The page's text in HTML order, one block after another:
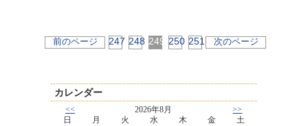
前のページ 247 248 249 250 251 次のページ
カレンダー
<< 2026年8月
>>
日
月 火 水 木 金
土